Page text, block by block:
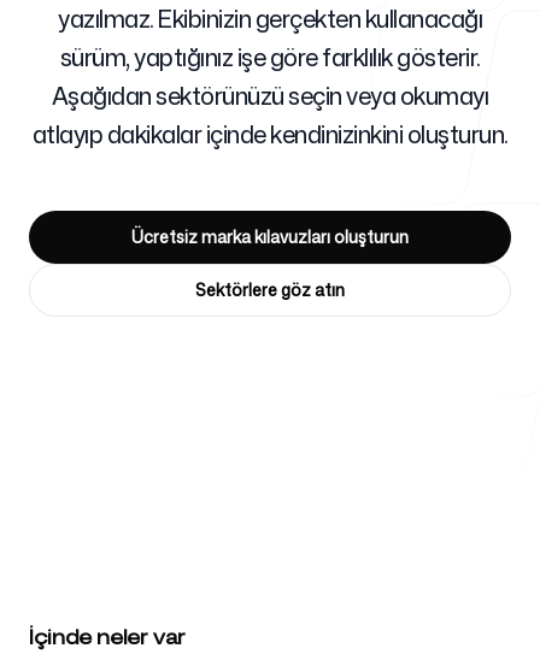
Blog
Yardım Merkezi
yazılmaz. Ekibinizin gerçekten kullanacağı
sürüm, yaptığınız işe göre farklılık gösterir.
Aşağıdan sektörünüzü seçin veya okumayı
atlayıp dakikalar içinde kendinizinkini oluşturun.
Ücretsiz marka kılavuzları oluşturun
Sektörlere göz atın
İçinde neler var